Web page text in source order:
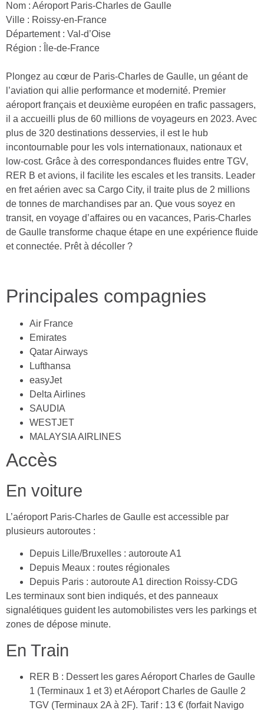
Nom : Aéroport Paris-Charles de Gaulle
Ville : Roissy-en-France
Département : Val-d’Oise
Région : Île-de-France
Plongez au cœur de Paris-Charles de Gaulle, un géant de
l’aviation qui allie performance et modernité. Premier
aéroport français et deuxième européen en trafic passagers,
il a accueilli plus de 60 millions de voyageurs en 2023. Avec
plus de 320 destinations desservies, il est le hub
incontournable pour les vols internationaux, nationaux et
low-cost. Grâce à des correspondances fluides entre TGV,
RER B et avions, il facilite les escales et les transits. Leader
en fret aérien avec sa Cargo City, il traite plus de 2 millions
de tonnes de marchandises par an. Que vous soyez en
transit, en voyage d’affaires ou en vacances, Paris-Charles
de Gaulle transforme chaque étape en une expérience fluide
et connectée. Prêt à décoller ?
Principales compagnies
Air France
Emirates
Qatar Airways
Lufthansa
easyJet
Delta Airlines
SAUDIA
WESTJET
MALAYSIA AIRLINES
Accès
En voiture
L’aéroport Paris-Charles de Gaulle est accessible par
plusieurs autoroutes :
Depuis Lille/Bruxelles : autoroute A1
Depuis Meaux : routes régionales
Depuis Paris : autoroute A1 direction Roissy-CDG
Les terminaux sont bien indiqués, et des panneaux
signalétiques guident les automobilistes vers les parkings et
zones de dépose minute.
En Train
RER B : Dessert les gares Aéroport Charles de Gaulle
1 (Terminaux 1 et 3) et Aéroport Charles de Gaulle 2
TGV (Terminaux 2A à 2F). Tarif : 13 € (forfait Navigo